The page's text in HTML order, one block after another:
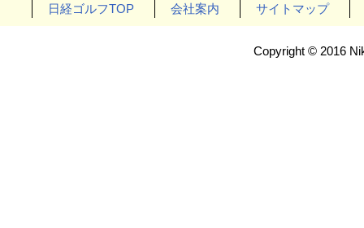
日経ゴルフTOP 会社案内 サイトマップ
Copyright © 2016